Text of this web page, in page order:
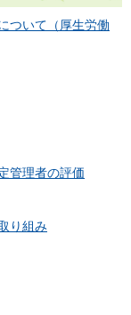
ついて（厚生労働
管理者の評価
り組み